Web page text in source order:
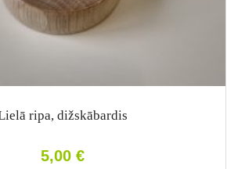
ripa, dižskābardis
5,00 €